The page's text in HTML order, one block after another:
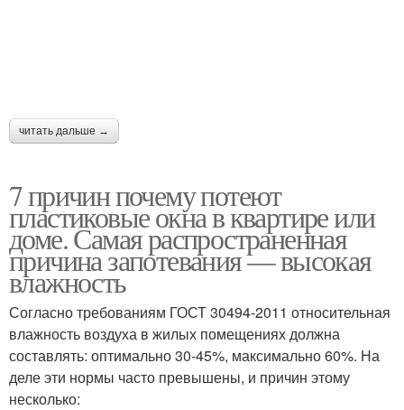
читать дальше →
7 причин почему потеют
пластиковые окна в квартире или
доме. Самая распространенная
причина запотевания — высокая
влажность
Согласно требованиям ГОСТ 30494-2011 относительная
влажность воздуха в жилых помещениях должна
составлять: оптимально 30-45%, максимально 60%. На
деле эти нормы часто превышены, и причин этому
несколько: